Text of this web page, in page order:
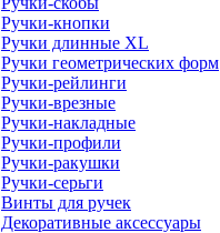
Ручки-кнопки
Ручки длинные XL
Ручки геометрических форм
Ручки-рейлинги
Ручки-врезные
Ручки-накладные
Ручки-профили
Ручки-ракушки
Ручки-серьги
Винты для ручек
Декоративные аксессуары